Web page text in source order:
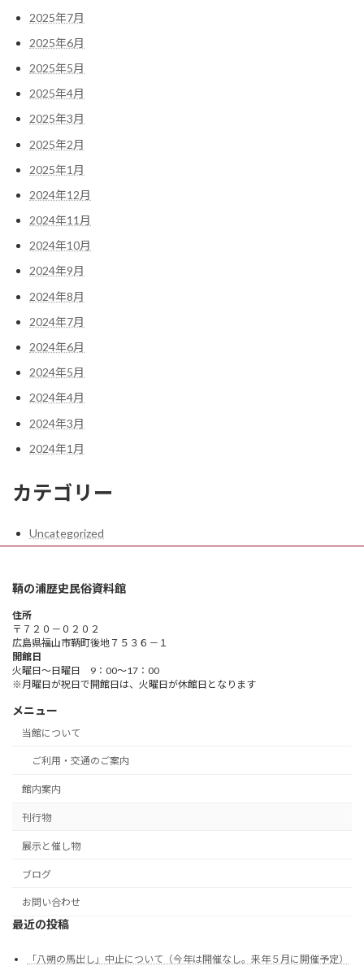
2025年7月
2025年6月
2025年5月
2025年4月
2025年3月
2025年2月
2025年1月
2024年12月
2024年11月
2024年10月
2024年9月
2024年8月
2024年7月
2024年6月
2024年5月
2024年4月
2024年3月
2024年1月
カテゴリー
Uncategorized
鞆の浦歴史民俗資料館
住所
〒７２０－０２０２
広島県福山市鞆町後地７５３６－１
開館日
火曜日～日曜日 9：00～17：00
※月曜日が祝日で開館日は、火曜日が休館日となります
メニュー
当館について
ご利用・交通のご案内
館内案内
刊行物
展示と催し物
ブログ
お問い合わせ
最近の投稿
「八朔の馬出し」中止について（今年は開催なし。来年５月に開催予定）